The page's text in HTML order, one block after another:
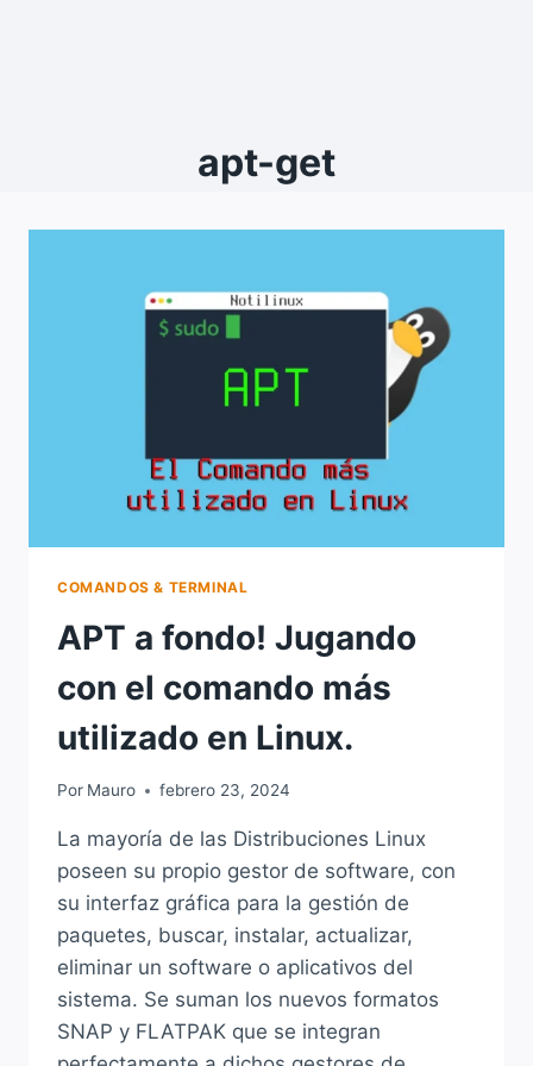
apt-get
COMANDOS & TERMINAL
APT a fondo! Jugando
con el comando más
utilizado en Linux.
Por Mauro febrero 23, 2024
La mayoría de las Distribuciones Linux
poseen su propio gestor de software, con
su interfaz gráfica para la gestión de
paquetes, buscar, instalar, actualizar,
eliminar un software o aplicativos del
sistema. Se suman los nuevos formatos
SNAP y FLATPAK que se integran